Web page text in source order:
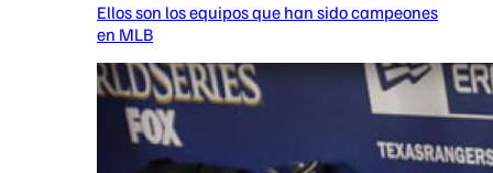
Ellos son los equipos que han sido campeones
en MLB